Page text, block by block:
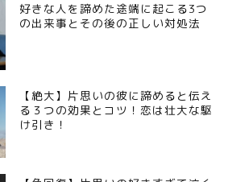
好きな人を諦めた途端に起こる3つ
の出来事とその後の正しい対処法
【絶大】片思いの彼に諦めると伝え
る３つの効果とコツ！恋は壮大な駆
け引き！